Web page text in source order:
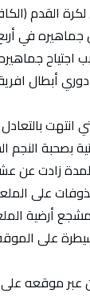
القدم
جماهيره في
اجتياح
أبطال
بصحبة
لمدة زادت عن
على
أرضية
على
عبر موقعه